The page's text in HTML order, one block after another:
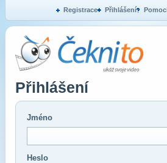
Registrace Přihlášení Pomoc
Přihlášení
Jméno
Heslo